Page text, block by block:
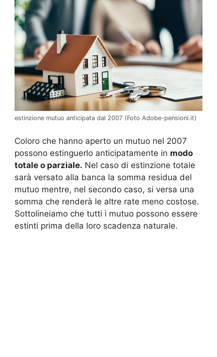
estinzione mutuo anticipata dal 2007 (Foto Adobe-pensioni.it)
Coloro che hanno aperto un mutuo nel 2007
possono estinguerlo anticipatamente in modo
totale o parziale. Nel caso di estinzione totale
sarà versato alla banca la somma residua del
mutuo mentre, nel secondo caso, si versa una
somma che renderà le altre rate meno costose.
Sottolineiamo che tutti i mutuo possono essere
estinti prima della loro scadenza naturale.